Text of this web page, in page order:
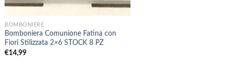
+
BOMBONIERE
Bomboniera Comunione Fatina con
Fiori Stilizzata 2×6 STOCK 8 PZ
€14,99